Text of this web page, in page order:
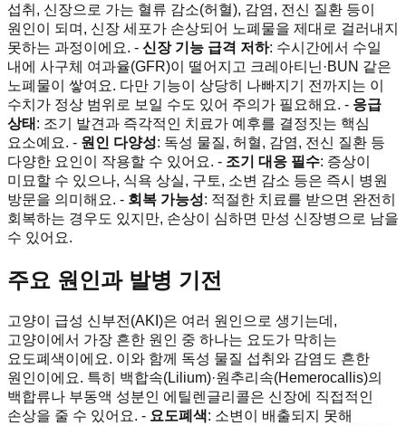
섭취, 신장으로 가는 혈류 감소(허혈), 감염, 전신 질환 등이
원인이 되며, 신장 세포가 손상되어 노폐물을 제대로 걸러내지
못하는 과정이에요. - 신장 기능 급격 저하: 수시간에서 수일
내에 사구체 여과율(GFR)이 떨어지고 크레아티닌·BUN 같은
노폐물이 쌓여요. 다만 기능이 상당히 나빠지기 전까지는 이
수치가 정상 범위로 보일 수도 있어 주의가 필요해요. - 응급
상태 : 조기 발견과 즉각적인 치료가 예후를 결정짓는 핵심
요소예요. - 원인 다양성: 독성 물질, 허혈, 감염, 전신 질환 등
다양한 요인이 작용할 수 있어요. - 조기 대응 필수: 증상이
미묘할 수 있으나, 식욕 상실, 구토, 소변 감소 등은 즉시 병원
방문을 의미해요. - 회복 가능성: 적절한 치료를 받으면 완전히
회복하는 경우도 있지만, 손상이 심하면 만성 신장병으로 남을
수 있어요.
주요 원인과 발병 기전
고양이 급성 신부전(AKI)은 여러 원인으로 생기는데,
고양이에서 가장 흔한 원인 중 하나는 요도가 막히는
요도폐색이에요. 이와 함께 독성 물질 섭취와 감염도 흔한
원인이에요. 특히 백합속(Lilium)·원추리속(Hemerocallis)의
백합류나 부동액 성분인 에틸렌글리콜은 신장에 직접적인
손상을 줄 수 있어요. - 요도폐색: 소변이 배출되지 못해